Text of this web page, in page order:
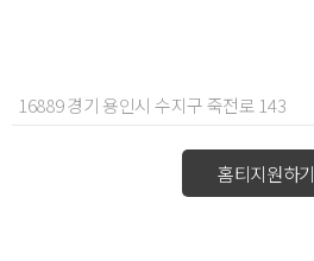
16889 경기 용인시 수지구 죽전로 143
홈티지원하기